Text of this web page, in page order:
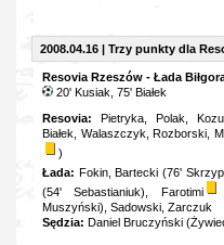
2008.04.16 | Trzy punkty dla
Resovia Rzeszów - Łada
20' Kusiak, 75' Białek
Resovia: Pietryka, Polak,
Białek, Walaszczyk, Rozborski,
)
Łada: Fokin, Bartecki (76'
(54' Sebastianiuk), Farotimi
Muszyński), Sadowski, Zarczuk
Sędzia: Daniel Bruczyński